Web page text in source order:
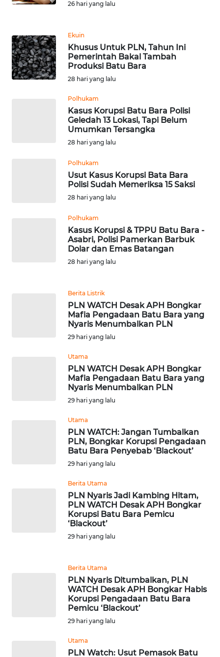
26 hari yang lalu
Ekuin
Khusus Untuk PLN, Tahun Ini
Pemerintah Bakal Tambah
Produksi Batu Bara
28 hari yang lalu
Polhukam
Kasus Korupsi Batu Bara Polisi
Geledah 13 Lokasi, Tapi Belum
Umumkan Tersangka
28 hari yang lalu
Polhukam
Usut Kasus Korupsi Bata Bara
Polisi Sudah Memeriksa 15 Saksi
28 hari yang lalu
Polhukam
Kasus Korupsi & TPPU Batu Bara -
Asabri, Polisi Pamerkan Barbuk
Dolar dan Emas Batangan
28 hari yang lalu
Berita Listrik
PLN WATCH Desak APH Bongkar
Mafia Pengadaan Batu Bara yang
Nyaris Menumbalkan PLN
29 hari yang lalu
Utama
PLN WATCH Desak APH Bongkar
Mafia Pengadaan Batu Bara yang
Nyaris Menumbalkan PLN
29 hari yang lalu
Utama
PLN WATCH: Jangan Tumbalkan
PLN, Bongkar Korupsi Pengadaan
Batu Bara Penyebab ‘Blackout’
29 hari yang lalu
Berita Utama
PLN Nyaris Jadi Kambing Hitam,
PLN WATCH Desak APH Bongkar
Korupsi Batu Bara Pemicu
‘Blackout’
29 hari yang lalu
Berita Utama
PLN Nyaris Ditumbalkan, PLN
WATCH Desak APH Bongkar Habis
Korupsi Pengadaan Batu Bara
Pemicu ‘Blackout’
29 hari yang lalu
Utama
PLN Watch: Usut Pemasok Batu
KONTAK
KAMI